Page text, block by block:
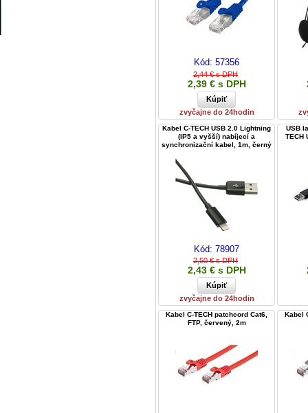
Kód: 57356
2,44 € s DPH
2,39 € s DPH
zvyčajne do 24hodin
Kabel C-TECH USB 2.0 Lightning
(IP5 a vyšší) nabíjecí a
synchronizační kabel, 1m, černý
Kód: 78907
2,50 € s DPH
2,43 € s DPH
zvyčajne do 24hodin
USB
TECH
Kabel C-TECH patchcord Cat6,
FTP, červený, 2m
Kabel